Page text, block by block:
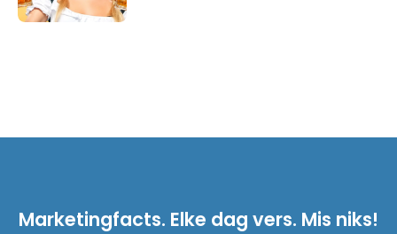
Marketingfacts. Elke dag vers. Mis niks!